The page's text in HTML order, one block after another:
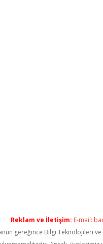
Reklam ve İletişim: E-mail:
gereğince Bilgi Teknolojileri